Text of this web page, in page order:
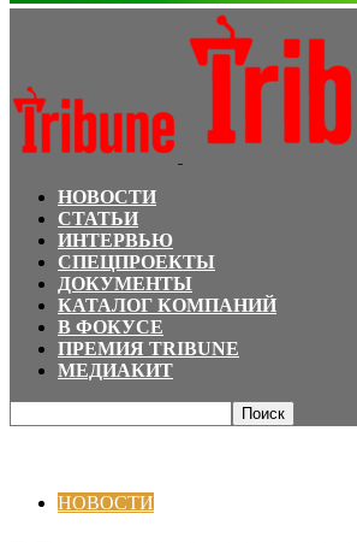
НОВОСТИ
СТАТЬИ
ИНТЕРВЬЮ
СПЕЦПРОЕКТЫ
ДОКУМЕНТЫ
КАТАЛОГ КОМПАНИЙ
В ФОКУСЕ
ПРЕМИЯ TRIBUNE
МЕДИАКИТ
НОВОСТИ